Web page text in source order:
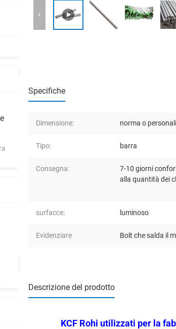
Specifiche
Dimensione: norma o
Tipo: barra
Consegna:
7-10 giorni
alla quantità dei
surfacce: luminoso
Evidenziare Bolt che salda il
Descrizione del prodotto
KCF Rohi utilizzati per la